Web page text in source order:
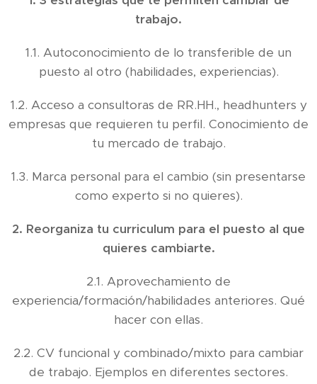
trabajo.
1.1. Autoconocimiento de lo transferible de un
puesto al otro (habilidades, experiencias).
1.2. Acceso a consultoras de RR.HH., headhunters y
empresas que requieren tu perfil. Conocimiento de
tu mercado de trabajo.
1.3. Marca personal para el cambio (sin presentarse
como experto si no quieres).
2. Reorganiza tu curriculum para el puesto al que
quieres cambiarte.
2.1. Aprovechamiento de
experiencia/formación/habilidades anteriores. Qué
hacer con ellas.
2.2. CV funcional y combinado/mixto para cambiar
de trabajo. Ejemplos en diferentes sectores.